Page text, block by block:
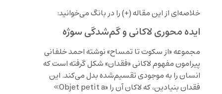
خلاصه‌ای از این مقاله (+) را در بانگ می‌خوانید:
ایده محوری لاکانی و گم‌شدگی سوژه
مجموعه «از سکوت تا تمساح» نوشته احمد خلفانی
پیرامون مفهوم لاکانی «فقدان» شکل گرفته است که
انسان را به موجودی تقسیم‌شده بدل می‌کند. این
فقدان بنیادین، که لاکان آن را «Objet petit a»